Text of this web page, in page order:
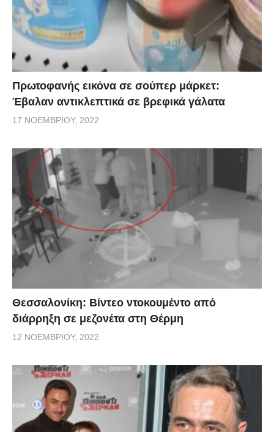
Πρωτοφανής εικόνα σε σούπερ μάρκετ:
Έβαλαν αντικλεπτικά σε βρεφικά γάλατα
17 ΝΟΕΜΒΡΊΟΥ, 2022
Θεσσαλονίκη: Βίντεο ντοκουμέντο από
διάρρηξη σε μεζονέτα στη Θέρμη
12 ΝΟΕΜΒΡΊΟΥ, 2022